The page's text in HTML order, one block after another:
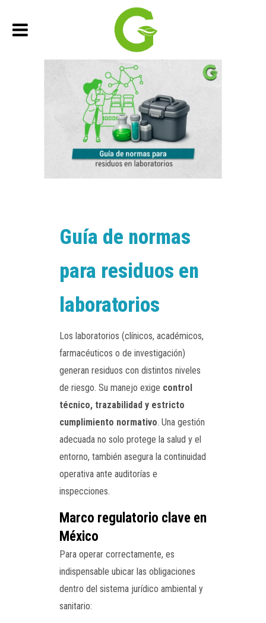
Guía de normas
para residuos en
laboratorios
Los laboratorios (clínicos, académicos,
farmacéuticos o de investigación)
generan residuos con distintos niveles
de riesgo. Su manejo exige control
técnico, trazabilidad y estricto
cumplimiento normativo. Una gestión
adecuada no solo protege la salud y el
entorno, también asegura la continuidad
operativa ante auditorías e
inspecciones.
Marco regulatorio clave en
México
Para operar correctamente, es
indispensable ubicar las obligaciones
dentro del sistema jurídico ambiental y
sanitario: